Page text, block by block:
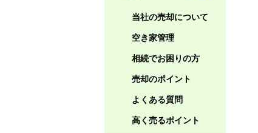
当社の売却について
空き家管理
相続でお困りの方
売却のポイント
よくある質問
高く売るポイント